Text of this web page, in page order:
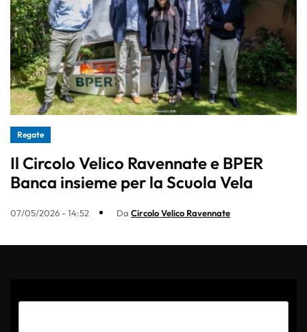
Regate
Il Circolo Velico Ravennate e BPER
Banca insieme per la Scuola Vela
07/05/2026 - 14:52 Da Circolo Velico Ravennate